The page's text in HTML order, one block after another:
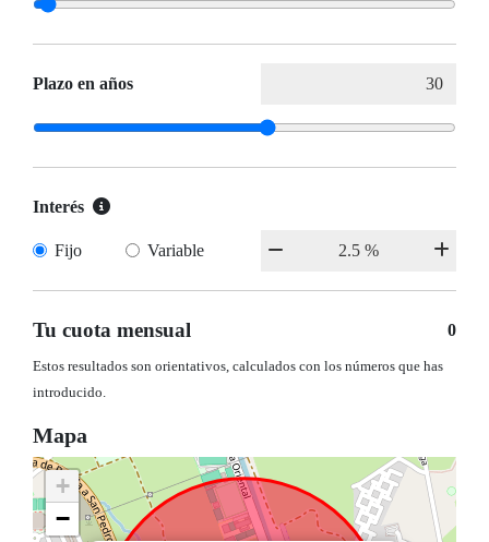
Plazo en años
Interés
Fijo Variable
Tu cuota mensual 0
Estos resultados son orientativos, calculados con los números que has
introducido.
Mapa
+
−